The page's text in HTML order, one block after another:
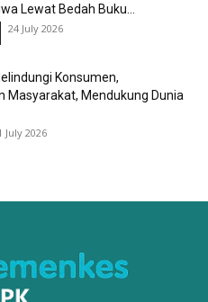
Lewat Bedah Buku...
24 July 2026
Konsumen,
Masyarakat, Mendukung Dunia
July 2026